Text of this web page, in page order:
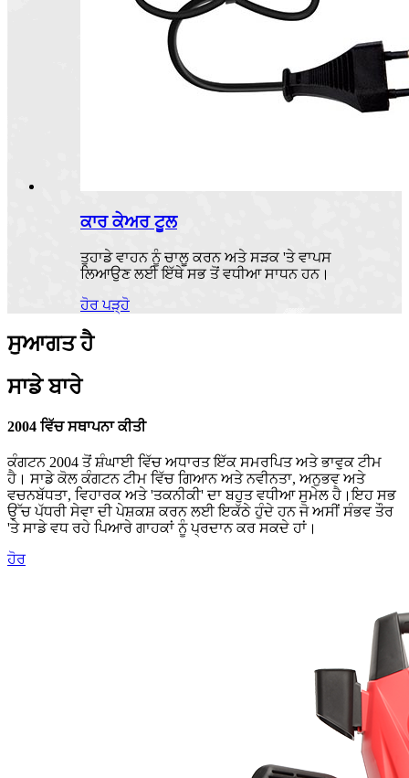
ਕਾਰ ਕੇਅਰ ਟੂਲ
ਤੁਹਾਡੇ ਵਾਹਨ ਨੂੰ ਚਾਲੂ ਕਰਨ ਅਤੇ ਸੜਕ 'ਤੇ ਵਾਪਸ
ਲਿਆਉਣ ਲਈ ਇੱਥੇ ਸਭ ਤੋਂ ਵਧੀਆ ਸਾਧਨ ਹਨ।
ਹੋਰ ਪੜ੍ਹੋ
ਸੁਆਗਤ ਹੈ
ਸਾਡੇ ਬਾਰੇ
2004 ਵਿੱਚ ਸਥਾਪਨਾ ਕੀਤੀ
ਕੰਗਟਨ 2004 ਤੋਂ ਸ਼ੰਘਾਈ ਵਿੱਚ ਅਧਾਰਤ ਇੱਕ ਸਮਰਪਿਤ ਅਤੇ ਭਾਵੁਕ ਟੀਮ
ਹੈ। ਸਾਡੇ ਕੋਲ ਕੰਗਟਨ ਟੀਮ ਵਿੱਚ ਗਿਆਨ ਅਤੇ ਨਵੀਨਤਾ, ਅਨੁਭਵ ਅਤੇ
ਵਚਨਬੱਧਤਾ, ਵਿਹਾਰਕ ਅਤੇ 'ਤਕਨੀਕੀ' ਦਾ ਬਹੁਤ ਵਧੀਆ ਸੁਮੇਲ ਹੈ।ਇਹ ਸਭ
ਉੱਚ ਪੱਧਰੀ ਸੇਵਾ ਦੀ ਪੇਸ਼ਕਸ਼ ਕਰਨ ਲਈ ਇਕੱਠੇ ਹੁੰਦੇ ਹਨ ਜੋ ਅਸੀਂ ਸੰਭਵ ਤੌਰ
'ਤੇ ਸਾਡੇ ਵਧ ਰਹੇ ਪਿਆਰੇ ਗਾਹਕਾਂ ਨੂੰ ਪ੍ਰਦਾਨ ਕਰ ਸਕਦੇ ਹਾਂ।
ਹੋਰ